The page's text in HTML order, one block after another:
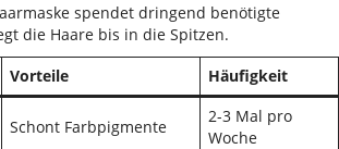
spendet dringend benötigte
die Haare bis in die Spitzen.
Vorteile
Häufigkeit
Schont Farbpigmente
2-3 Mal pro
Woche